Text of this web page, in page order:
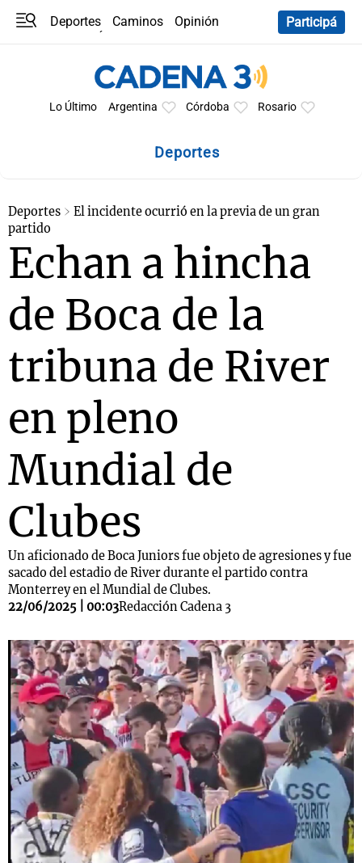
Deportes Caminos
Opinión
Participá
Lo Último Argentina Córdoba Rosario
Deportes
Deportes
El incidente ocurrió en la previa de un gran
partido
Echan a hincha
de Boca de la
tribuna de River
en pleno
Mundial de
Clubes
Un aficionado de Boca Juniors fue objeto de agresiones y fue
sacado del estadio de River durante el partido contra
Monterrey en el Mundial de Clubes.
22/06/2025 | 00:03Redacción Cadena 3
Notas
Mundial 2026
Notas
La Sole en
Cadena 3